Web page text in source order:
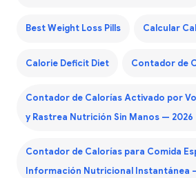
Best Weight Loss Pills Calcular
Calorie Deficit Diet Contador de
Contador de Calorías Activado por
y Rastrea Nutrición Sin Manos — 2026
Contador de Calorías para Comida
Información Nutricional Instantánea